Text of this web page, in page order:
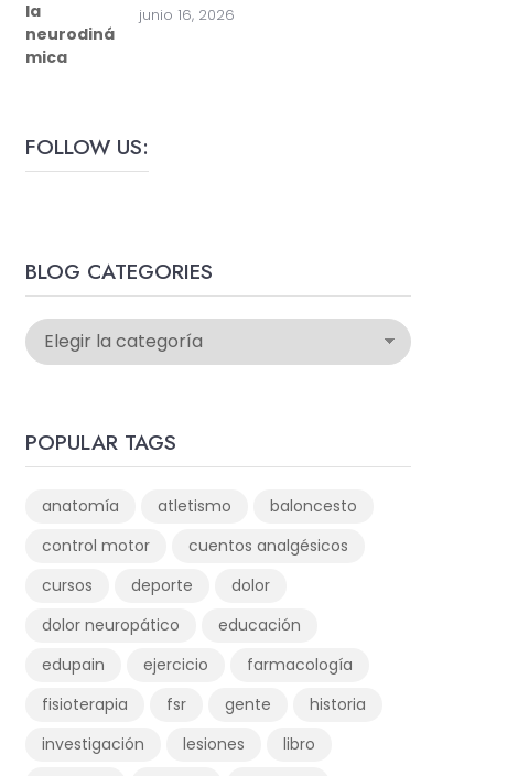
junio 16, 2026
FOLLOW US:
BLOG CATEGORIES
POPULAR TAGS
anatomía atletismo
baloncesto
control motor
cuentos analgésicos
cursos
deporte
dolor
dolor neuropático
educación
edupain
ejercicio
farmacología
fisioterapia
fsr gente
historia
investigación
lesiones
libro